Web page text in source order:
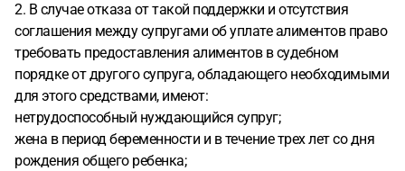
2. В случае отказа от такой поддержки и отсутствия
соглашения между супругами об уплате алиментов право
требовать предоставления алиментов в судебном
порядке от другого супруга, обладающего необходимыми
для этого средствами, имеют:
нетрудоспособный нуждающийся супруг;
жена в период беременности и в течение трех лет со дня
рождения общего ребенка;